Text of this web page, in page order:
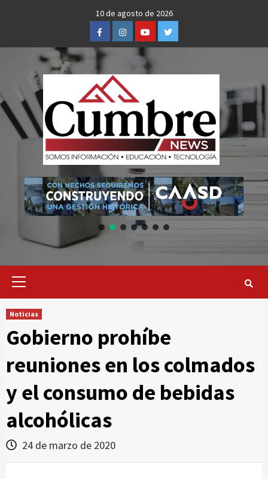
10 de agosto de 2026
FacebookInstagramYoutubeTwitter
Primary
Noticias
Gobierno prohíbe
reuniones en los colmados
y el consumo de bebidas
alcohólicas
24 de marzo de 2020